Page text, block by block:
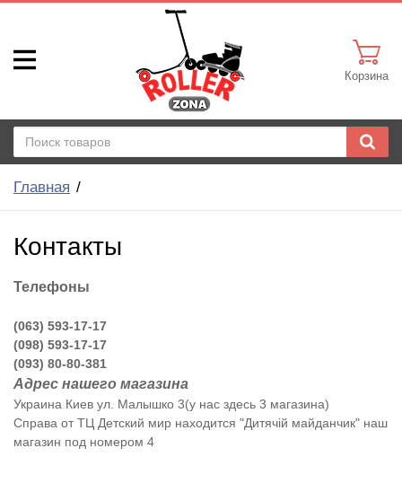
Корзина
Главная
Контакты
Телефоны
(063) 593-17-17
(098) 593-17-17
(093) 80-80-381
Адрес нашего магазина
Украина Киев ул. Малышко 3(у нас здесь 3 магазина)
Справа от ТЦ Детский мир находится "Дитячій майданчик" наш
магазин под номером 4